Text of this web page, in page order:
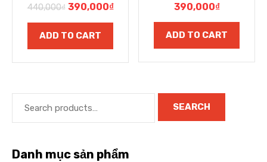
440,000₫ 390,000₫
ADD TO CART
390,000₫
ADD TO CART
SEARCH
Danh mục sản phẩm